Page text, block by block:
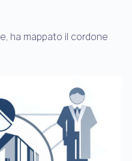
ha mappato il cordone